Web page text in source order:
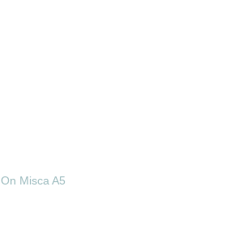
Misca A5